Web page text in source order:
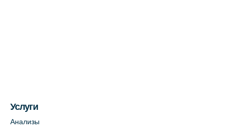
Медицинский центр на пр. Просвещения,
Услуги
Анализы